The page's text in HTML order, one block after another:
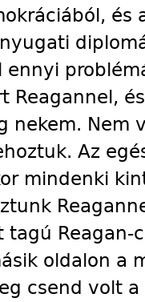
és
ennyi
Reagannel,
nekem. Nem
Az
mindenki
tagú
oldalon a
csend volt